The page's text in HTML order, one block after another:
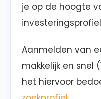
je op de hoogte
Aanmelden van
makkelijk en snel
het hiervoor